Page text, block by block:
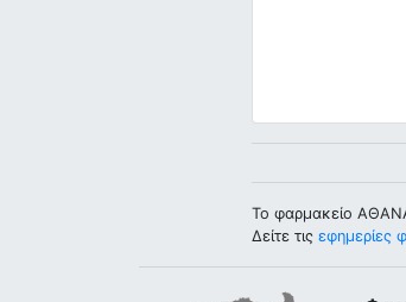
Το φαρμακείο
Δείτε τις εφημερίες